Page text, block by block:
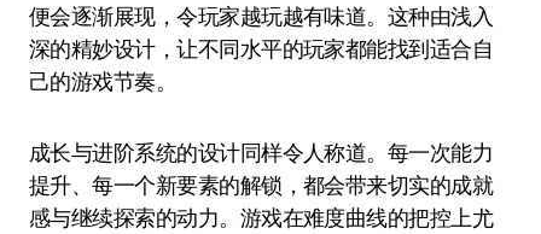
便会逐渐展现，令玩家越玩越有味道。这种由浅入
深的精妙设计，让不同水平的玩家都能找到适合自
己的游戏节奏。
成长与进阶系统的设计同样令人称道。每一次能力
提升、每一个新要素的解锁，都会带来切实的成就
感与继续探索的动力。游戏在难度曲线的把控上尤